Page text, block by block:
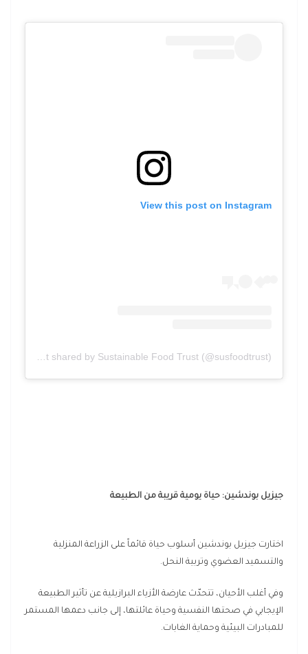
View this post on Instagram
A post shared by Sustainable Food Trust (@susfoodtrust)
جيزيل بوندشين: حياة يومية قريبة من الطبيعة
اختارت جيزيل بوندشين أسلوب حياة قائماً على الزراعة المنزلية
والتسميد العضوي وتربية النحل.
وفي أغلب الأحيان، تتحدّث عارضة الأزياء البرازيلية عن تأثير الطبيعة
الإيجابي في صحتها النفسية وحياة عائلتها، إلى جانب دعمها المستمر
للمبادرات البيئية وحماية الغابات.